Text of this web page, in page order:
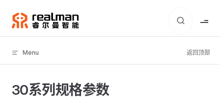
Skip to content
Menu 返回顶部
30系列规格参数